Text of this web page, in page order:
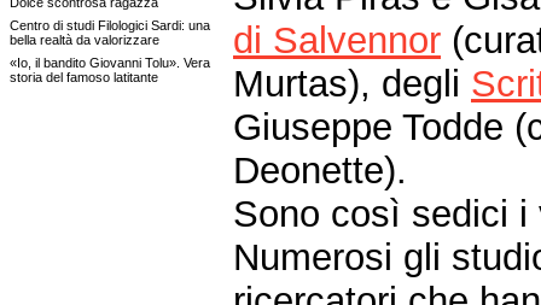
Centro di studi Filologici Sardi: una
bella realtà da valorizzare
«Io, il bandito Giovanni Tolu». Vera
storia del famoso latitante
di Salvennor
Murtas), degli
Giuseppe Todde
Deonette).
Sono così sedici i
Numerosi gli